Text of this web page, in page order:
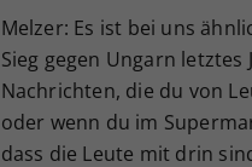
Melzer: Es ist bei uns
Sieg gegen Ungarn
Nachrichten, die du von
oder wenn du im
dass die Leute mit drin